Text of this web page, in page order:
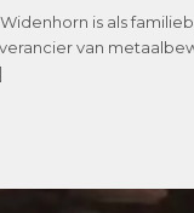
is als
van